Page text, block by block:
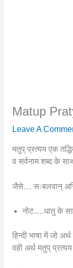
Matup
Leave A
मतुप् प्रत्यय एक
व सर्वनाम शब्द के
जैसे… सःबलवान्
नोट….धातु के
हिन्दी भाषा में जो
वही अर्थ मतुप्